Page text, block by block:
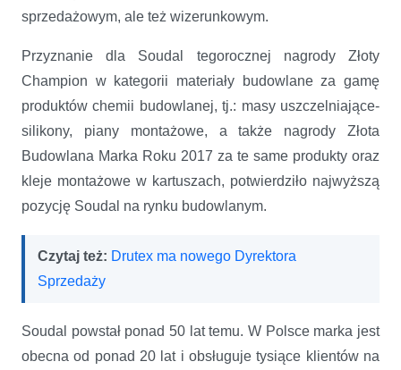
sprzedażowym, ale też wizerunkowym.
Przyznanie dla Soudal tegorocznej nagrody Złoty
Champion w kategorii materiały budowlane za gamę
produktów chemii budowlanej, tj.: masy uszczelniające-
silikony, piany montażowe, a także nagrody Złota
Budowlana Marka Roku 2017 za te same produkty oraz
kleje montażowe w kartuszach, potwierdziło najwyższą
pozycję Soudal na rynku budowlanym.
Czytaj też: Drutex ma nowego Dyrektora
Sprzedaży
Soudal powstał ponad 50 lat temu. W Polsce marka jest
obecna od ponad 20 lat i obsługuje tysiące klientów na